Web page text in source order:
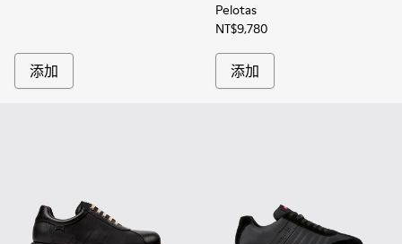
添加
Pelotas
NT$9,780
添加